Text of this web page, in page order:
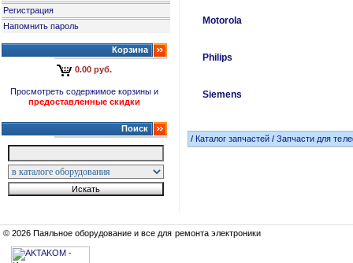
Регистрация
Напомнить пароль
Корзина
0.00 руб.
Просмотреть содержимое корзины и
предоставленные скидки
Поиск
Motorola
Philips
Siemens
/ Каталог запчастей /Запчасти для
© 2026 Паяльное оборудование и все для ремонта электроники